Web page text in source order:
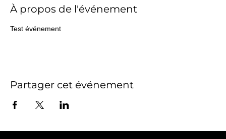
À propos de l'événement
Test événement
Partager cet événement